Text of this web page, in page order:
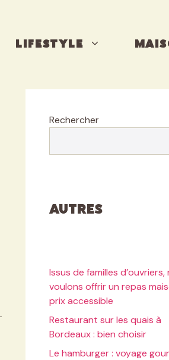
LIFESTYLE
Rechercher
Autres
Issus de familles d’ouvriers,
voulons offrir un repas
prix accessible
Restaurant sur les quais à
Bordeaux : bien choisir
Le hamburger : voyage